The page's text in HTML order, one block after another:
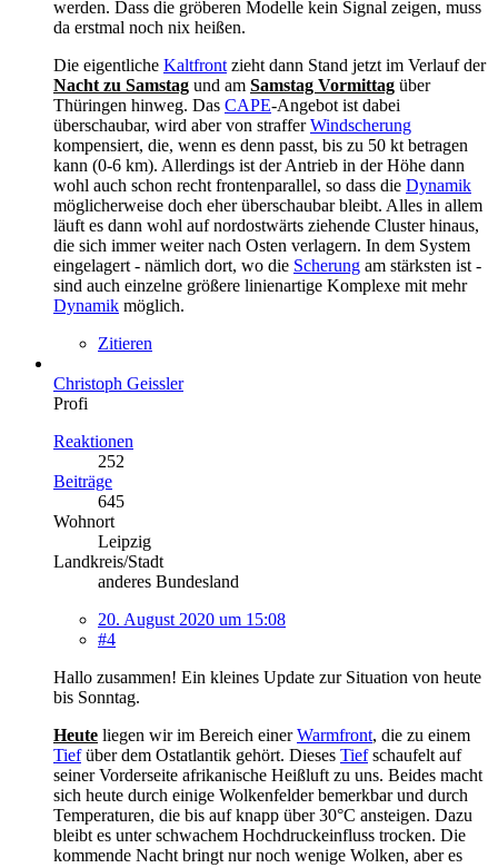
werden. Dass die gröberen Modelle kein Signal zeigen, muss
da erstmal noch nix heißen.
Die eigentliche Kaltfront zieht dann Stand jetzt im Verlauf der
Nacht zu Samstag und am Samstag Vormittag über
Thüringen hinweg. Das CAPE-Angebot ist dabei
überschaubar, wird aber von strafferWindscherung
kompensiert, die, wenn es denn passt, bis zu 50 kt betragen
kann (0-6 km). Allerdings ist der Antrieb in der Höhe dann
wohl auch schon recht frontenparallel, so dass die Dynamik
möglicherweise doch eher überschaubar bleibt. Alles in allem
läuft es dann wohl auf nordostwärts ziehende Cluster hinaus,
die sich immer weiter nach Osten verlagern. In dem System
eingelagert - nämlich dort, wo die Scherung am stärksten ist -
sind auch einzelne größere linienartige Komplexe mit mehr
Dynamik möglich.
Zitieren
Christoph Geissler
Profi
Reaktionen
252
Beiträge
645
Wohnort
Leipzig
Landkreis/Stadt
anderes Bundesland
20. August 2020 um 15:08
#4
Hallo zusammen! Ein kleines Update zur Situation von heute
bis Sonntag.
Heute liegen wir im Bereich einerWarmfront, die zu einem
Tiefüber dem Ostatlantik gehört. Dieses Tiefschaufelt auf
seiner Vorderseite afrikanische Heißluft zu uns. Beides macht
sich heute durch einige Wolkenfelder bemerkbar und durch
Temperaturen, die bis auf knapp über 30°C ansteigen. Dazu
bleibt es unter schwachem Hochdruckeinfluss trocken. Die
kommende Nacht bringt nur noch wenige Wolken, aber es